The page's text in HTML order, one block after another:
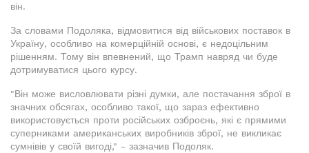
він.
За словами Подоляка, відмовитися від військових поставок в
Україну, особливо на комерційній основі, є недоцільним
рішенням. Тому він впевнений, що Трамп навряд чи буде
дотримуватися цього курсу.
"Він може висловлювати різні думки, але постачання зброї в
значних обсягах, особливо такої, що зараз ефективно
використовується проти російських озброєнь, які є прямими
суперниками американських виробників зброї, не викликає
сумнівів у своїй вигоді," - зазначив Подоляк.